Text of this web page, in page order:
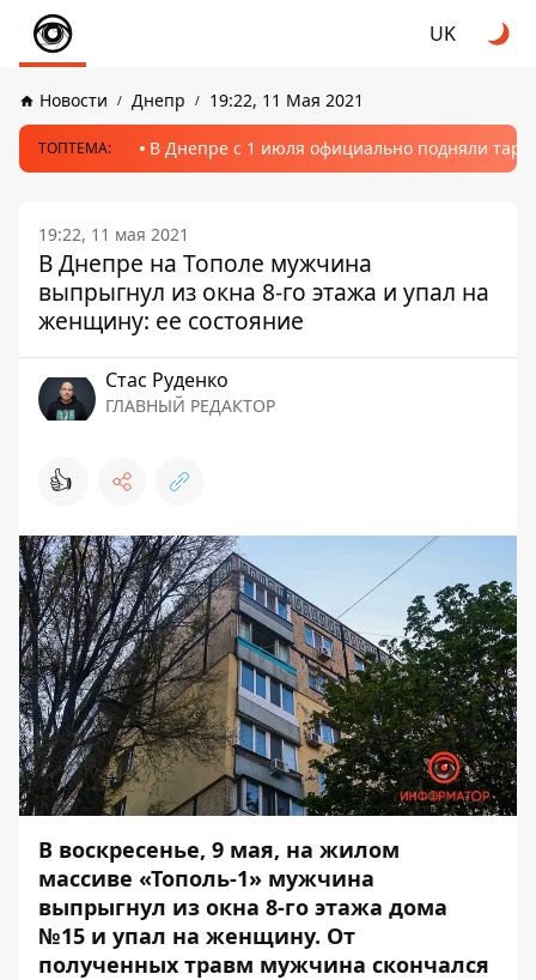
UK
Новости Днепр 19:22, 11 Мая 2021
ТОПТЕМА: В Днепре с 1 июля официально подняли
19:22, 11 мая 2021
В Днепре на Тополе мужчина
выпрыгнул из окна 8-го этажа и упал на
женщину: ее состояние
Стаc Руденко
ГЛАВНЫЙ РЕДАКТОР
👍
В воскресенье, 9 мая, на жилом
массиве «Тополь-1» мужчина
выпрыгнул из окна 8-го этажа дома
№15 и упал на женщину. От
полученных травм мужчина скончался